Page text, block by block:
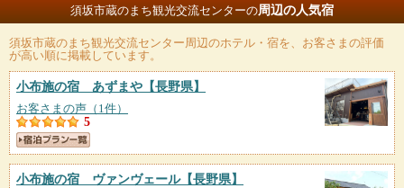
須坂市蔵のまち観光交流センターの周辺の人気宿
須坂市蔵のまち観光交流センター周辺のホテル・宿を、お客さまの評価
が高い順に掲載しています。
小布施の宿 あずまや 【長野県】
お客さまの声（1件）
5
小布施の宿 ヴァンヴェール【長野県】